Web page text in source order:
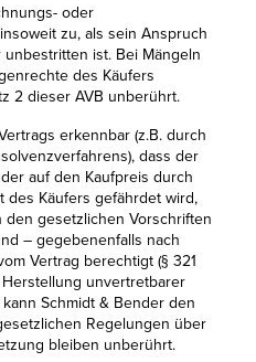
oder
zu, als sein Anspruch
ist. Bei Mängeln
des Käufers
2 dieser AVB unberührt.
erkennbar (z.B. durch
dass der
auf den Kaufpreis durch
des Käufers gefährdet wird,
gesetzlichen Vorschriften
– gegebenenfalls nach
Vertrag berechtigt (§ 321
unvertretbarer
Schmidt & Bender den
Regelungen über
bleiben unberührt.